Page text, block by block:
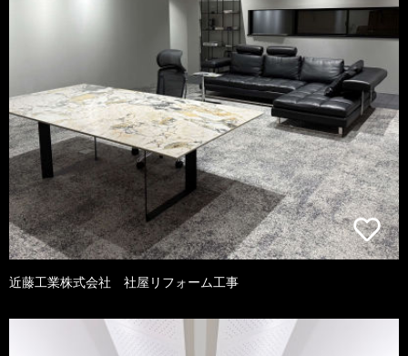
近藤工業株式会社 社屋リフォーム工事